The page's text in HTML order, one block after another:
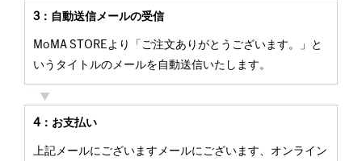
3：自動送信メールの受信
MoMA STOREより「ご注文ありがとうございます。」と
いうタイトルのメールを自動送信いたします。
4：お支払い
上記メールにございますメールにございます、オンライン